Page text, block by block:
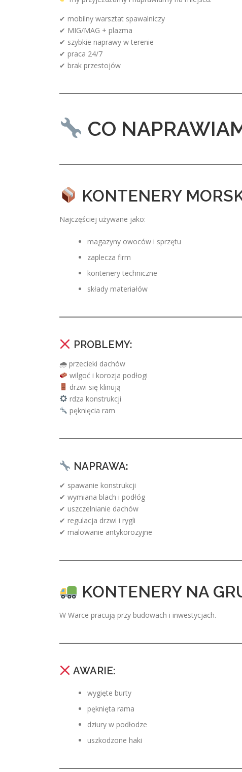
✔ mobilny warsztat spawalniczy
✔ MIG/MAG + plazma
✔ szybkie naprawy w terenie
✔ praca 24/7
✔ brak przestojów
CO
KONTENERY
Najczęściej używane jako:
magazyny owoców i sprzętu
zaplecza firm
kontenery techniczne
składy materiałów
PROBLEMY:
🌧 przecieki dachów
wilgoć i korozja podłogi
drzwi się klinują
rdza konstrukcji
pęknięcia ram
NAPRAWA:
✔ spawanie konstrukcji
✔ wymiana blach i podłóg
✔ uszczelnianie dachów
✔ regulacja drzwi i rygli
✔ malowanie antykorozyjne
KONTENERY NA
W Warce pracują przy budowach i inwestycjach.
AWARIE:
wygięte burty
pęknięta rama
dziury w podłodze
uszkodzone haki